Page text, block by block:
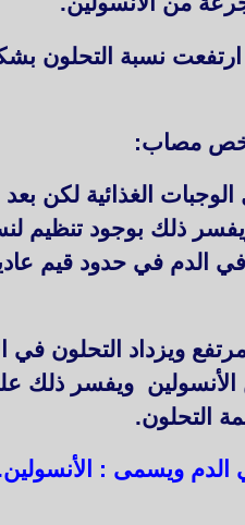
ارتفعت نسبة التحلون
مصاب:
الغذائية لكن
ويفسر ذلك بوجود تنظيم
ويزداد التحلون في
الأنسولين ويفسر ذلك
التحلون.
الدم ويسمى : الأنسولين